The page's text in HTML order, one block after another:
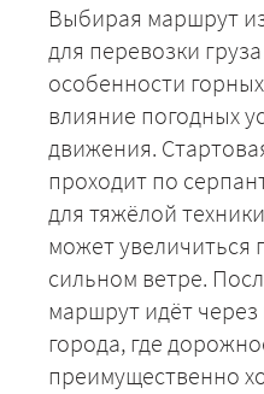
Выбирая маршрут
для перевозки
особенности
влияние погодных
движения.
проходит по
для тяжёлой
может увеличиться
сильном ветре.
маршрут идёт
города, где
преимущественно